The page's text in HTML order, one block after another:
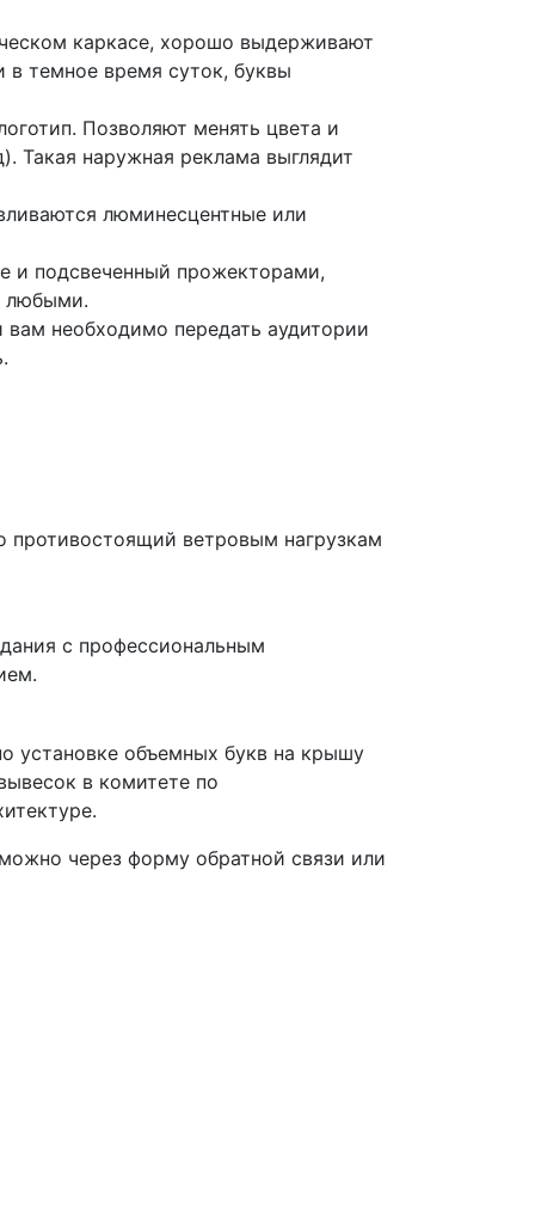
каркасе, хорошо выдерживают
темное время суток, буквы
Позволяют менять цвета и
Такая наружная реклама выглядит
люминесцентные или
и подсвеченный прожекторами,
любыми.
необходимо передать аудитории
противостоящий ветровым нагрузкам
с профессиональным
установке объемных букв на крышу
в комитете по
через форму обратной связи или